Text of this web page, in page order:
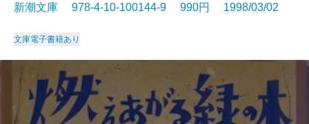
新潮文庫 978-4-10-100144-9 990円 1998/03/02
文庫電子書籍あり